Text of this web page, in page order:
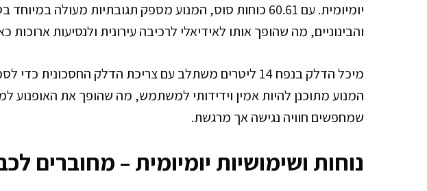
יומיומית. עם 60.61 כוחות סוס, המנוע מספק תגובתיות מעולה
והבינוניים, מה שהופך אותו לאידיאלי לרכיבה עירונית ולנסיעות ארוכות
מיכל הדלק בנפח 14 ליטרים משתלב עם צריכת הדלק החסכונית
המנוע מתוכנן להיות אמין וידידותי למשתמש, מה שהופך את האופנוע
שמחפשים חוויה נגישה אך מרגשת.
נוחות ושימושיות יומיומית – מחוברים